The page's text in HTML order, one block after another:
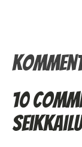
10